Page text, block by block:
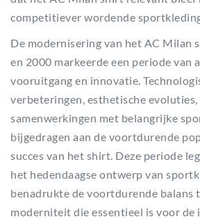
competitiever wordende
De modernisering van het AC Milan
en 2000 markeerde een periode van
vooruitgang en innovatie.
verbeteringen, esthetische
samenwerkingen met belangrijke
bijgedragen aan de voortdurende
succes van het shirt. Deze periode
het hedendaagse ontwerp van
benadrukte de voortdurende balans
moderniteit die essentieel is voor de